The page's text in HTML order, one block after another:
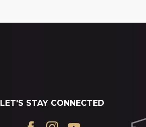
LET'S STAY CONNECTED